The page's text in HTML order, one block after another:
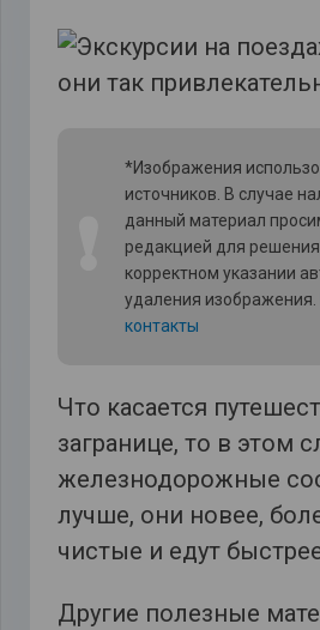
*Изображения
источников. В случае
данный материал
редакцией для
корректном указании
удаления изображения.
контакты
Что касается
загранице, то в этом
железнодорожные
лучше, они новее,
чистые и едут
Другие полезные